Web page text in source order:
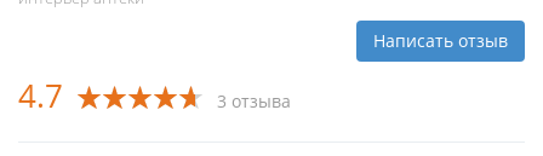
Написать отзыв
4.7 3 отзыва